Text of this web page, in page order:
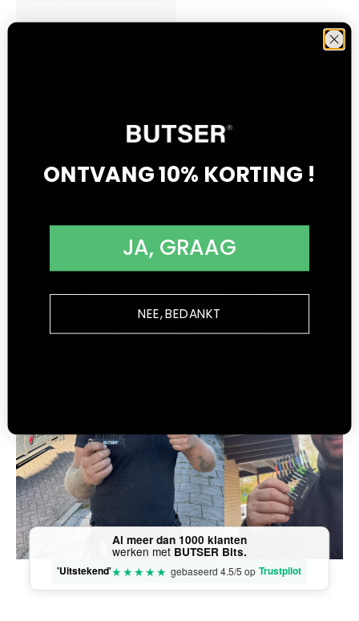
+ Torx 30 (10% korting)
Al meer dan 1000 klanten
werken met BUTSER Bits.
'Uitstekend'★★★★★ gebaseerd 4.5/5 op Trustpilot
ONTVANG 10% KORTING !
JA, GRAAG
NEE, BEDANKT